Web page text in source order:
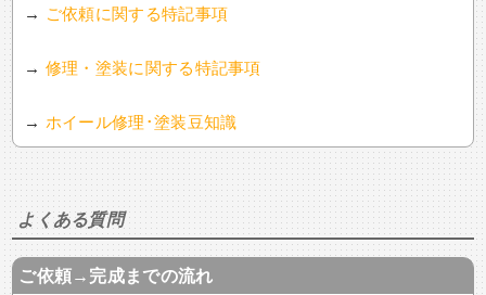
→ ご依頼に関する特記事項
→ 修理・塗装に関する特記事項
→ ホイール修理･塗装豆知識
よくある質問
ご依頼→完成までの流れ